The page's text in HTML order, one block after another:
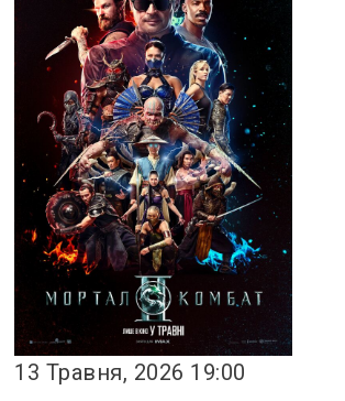
13 Травня, 2026 19:00